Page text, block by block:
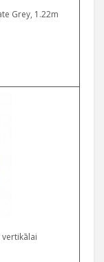
Grey, 1.22m